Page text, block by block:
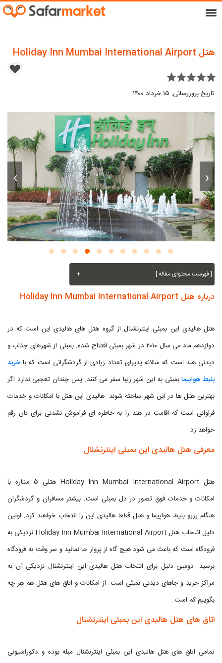
menu
هتل Holiday Inn Mumbai International Airport
star star star star star
تاریخ بروزرسانی: ۱۵ خرداد ۱۴۰۰
‹
›
[ فهرست محتوای مقاله ] +
درباره هتل Holiday Inn Mumbai International Airport
هتل هالیدی این بمبئی اینترنشنال از گروه هتل های هالیدی این است که در
دوازدهم ماه می سال ۲۰۱۰ در شهر بمبئی افتتاح شده. بمبئی از شهرهای جذاب و
دیدنی هند است که سالانه پذیرای تعداد زیادی از گردشگرانی است که با خرید
بلیط هواپیمابمبئی به این شهر زیبا سفر می کنند. پس چندان تعجبی ندارد اگر
بهترین هتل ها در این شهر ساخته شوند. هالیدی این هتل با امکانات و خدمات
فراوانی است که اقامت در هند را به خاطره ای فراموش نشدنی برای تان رقم
خواهد زد.
معرفی هتل هالیدی این بمبئی اینترنشنال
هتل Holiday Inn Mumbai International Airport هتلی ۵ ستاره با
امکانات و خدمات فوق تصور در دل بمبئی است. بیشتر مسافران و گردشگران
هنگام رزرو بلیط هواپیما و هتل قطعا هالیدی این را انتخاب خواهند کرد. اولین
دلیل انتخاب هتل Holiday Inn Mumbai International Airport نزدیکی به
فرودگاه است که باعث می شود هیچ گاه از پرواز جا نمانید و سر وقت به فرودگاه
برسید. دومین دلیل برای انتخاب هتل هالیدی این اینترنشنال نزدیکی آن به
مراکز خرید و جاهای دیدنی بمبئی است. از امکانات و اتاق های هتل هم هر چه
بگوییم کم است.
اتاق های هتل هالیدی این بمبئی اینترنشنال
تمامی اتاق های هتل هالیدی این بمبئی اینترنشنال مبله بوده و دکوراسیونی